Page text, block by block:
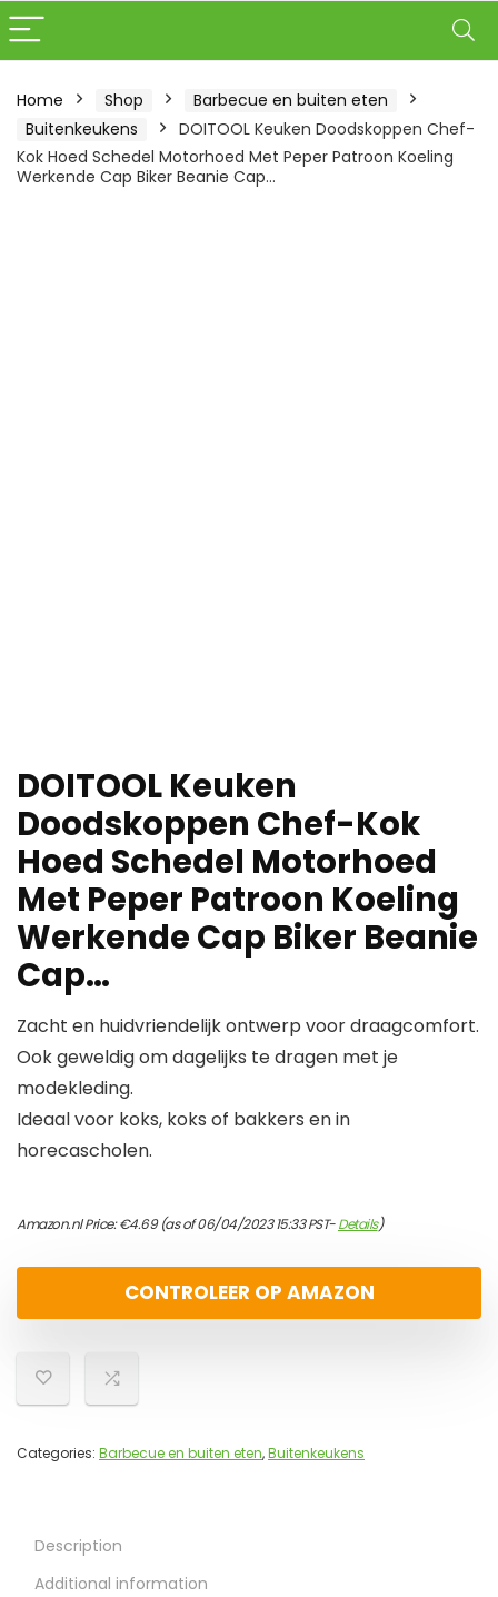
Home Shop
Barbecue en buiten eten
Buitenkeukens
DOITOOL Keuken Doodskoppen Chef-
Kok Hoed Schedel Motorhoed Met Peper Patroon Koeling
Werkende Cap Biker Beanie Cap…
DOITOOL Keuken
Doodskoppen Chef-Kok
Hoed Schedel Motorhoed
Met Peper Patroon Koeling
Werkende Cap Biker Beanie
Cap…
Zacht en huidvriendelijk ontwerp voor draagcomfort.
Ook geweldig om dagelijks te dragen met je
modekleding.
Ideaal voor koks, koks of bakkers en in
horecascholen.
Amazon.nl Price:€4.69(as of 06/04/2023 15:33 PST-Details)
CONTROLEER OP AMAZON
Categories: Barbecue en buiten eten,Buitenkeukens
Description
Additional information